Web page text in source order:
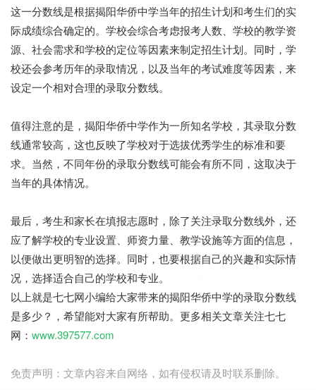
这一分数线是根据揭阳华侨中学当年的招生计划和考生们的实
际成绩综合确定的。学校会综合考虑报考人数、学校的教学资
源、社会需求和学校的定位等因素来制定招生计划。同时，学
校还会参考历年的录取情况，以及当年的考试难度等因素，来
设定一个相对合理的录取分数线。
值得注意的是，揭阳华侨中学作为一所知名学校，其录取分数
线通常较高，这也反映了学校对于选拔优秀学生的标准和要
求。当然，不同年份的录取分数线可能会有所不同，这取决于
当年的具体情况。
最后，考生和家长在填报志愿时，除了关注录取分数线外，还
应了解学校的专业设置、师资力量、教学设施等方面的信息，
以便做出更明智的选择。同时，也要根据自己的兴趣和实际情
况，选择适合自己的学校和专业。
以上就是七七网小编给大家带来的揭阳华侨中学的录取分数线
是多少？，希望能对大家有所帮助。更多相关文章关注七七
网： www.397577.com
免责声明：文章内容来自网络，如有侵权请及时联系删除。